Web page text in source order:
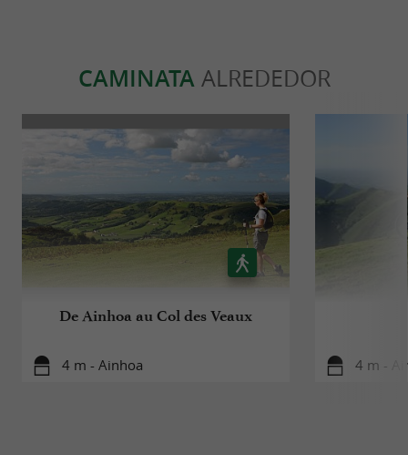
CAMINATAALREDEDOR
De Ainhoa au Col des Veaux
4 m - Ainhoa 4 m -